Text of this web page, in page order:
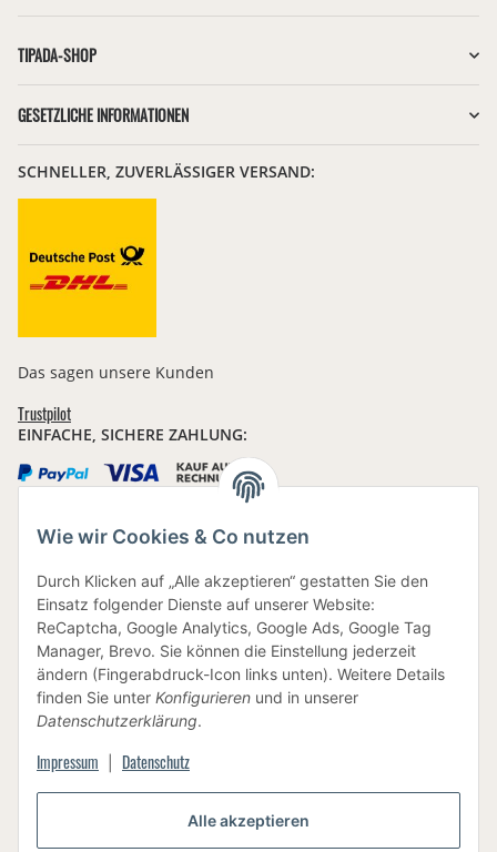
Alle akzeptieren
Wie wir Cookies & Co nutzen
Durch Klicken auf „Alle akzeptieren“ gestatten Sie den
Einsatz folgender Dienste auf unserer Website:
ReCaptcha, Google Analytics, Google Ads, Google Tag
Manager, Brevo. Sie können die Einstellung jederzeit
ändern (Fingerabdruck-Icon links unten). Weitere Details
finden Sie unter Konfigurieren und in unserer
Datenschutzerklärung.
Impressum Datenschutz
TIPADA-SHOP
GESETZLICHE INFORMATIONEN
SCHNELLER, ZUVERLÄSSIGER VERSAND:
Das sagen unsere Kunden
Trustpilot
EINFACHE, SICHERE ZAHLUNG:
BEWUSSTE VERPACKUNG
Vertrag widerrufen